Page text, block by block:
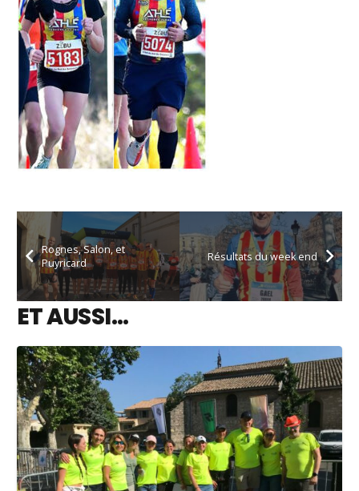
Rognes, Salon, et
Puyricard
Résultats du week end
ET AUSSI…